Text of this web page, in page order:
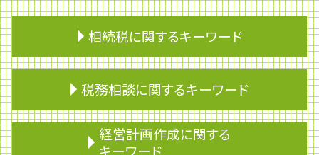
相続税に関するキーワード
生命保険 相続税
遺贈 相続
相続税 基礎控除
住宅取得資金 贈与 特例
税務相談に関するキーワード
銀行融資 審査
経営計画作成に関する
キーワード